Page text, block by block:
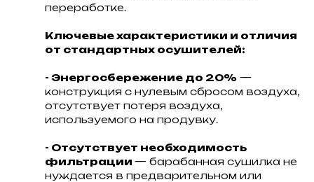
переработке.
Ключевые характеристики и отличия
от стандартных осушителей:
- Энергосбережение до 20% —
конструкция с нулевым сбросом воздуха,
отсутствует потеря воздуха,
используемого на продувку.
- Отсутствует необходимость
фильтрации — барабанная сушилка не
нуждается в предварительном или